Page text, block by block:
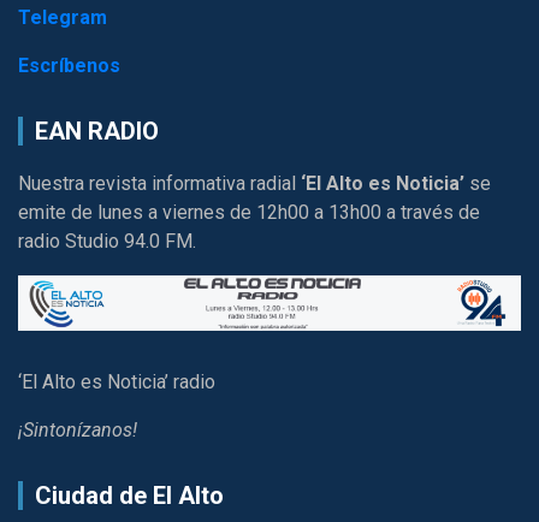
Telegram
Escríbenos
EAN RADIO
Nuestra revista informativa radial ‘El Alto es Noticia’ se
emite de lunes a viernes de 12h00 a 13h00 a través de
radio Studio 94.0 FM.
‘El Alto es Noticia’ radio
¡Sintonízanos!
Ciudad de El Alto